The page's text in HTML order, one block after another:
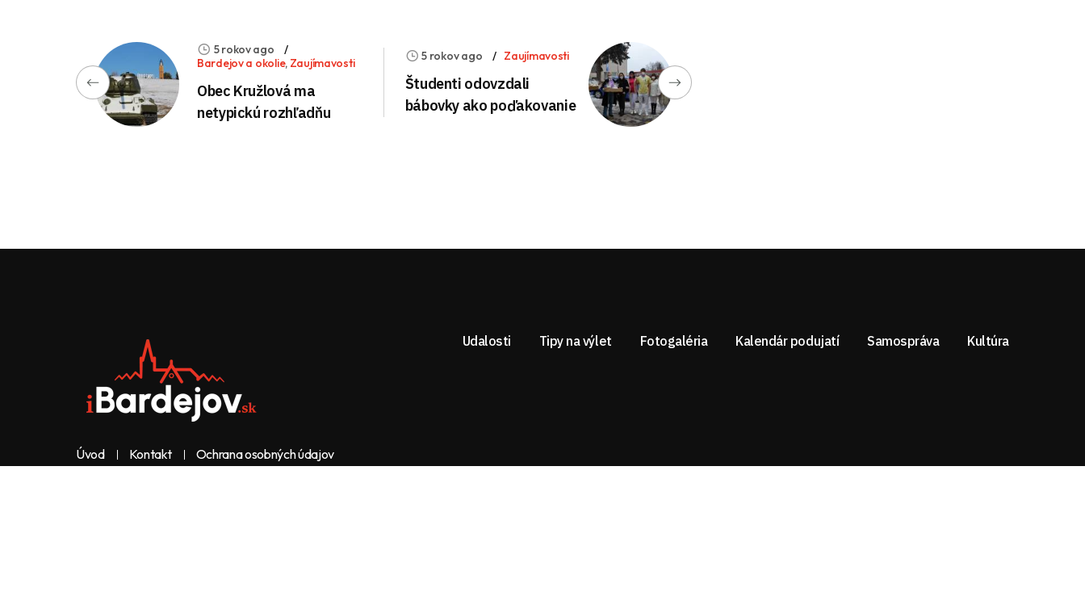
5 rokov ago
Bardejov a okolie, Zaujímavosti
Obec Kružlová ma
netypickú rozhľadňu
5 rokov ago Zaujímavosti
Študenti odovzdali
bábovky ako poďakovanie
Úvod Kontakt Ochrana osobných údajov
Udalosti Tipy na výlet Fotogaléria Kalendár podujatí Samospráva Kultúra